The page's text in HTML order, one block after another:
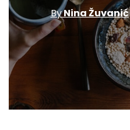
ByNina Žuvanić